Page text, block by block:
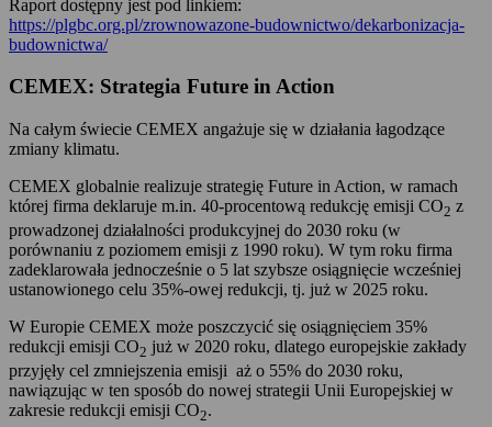
Raport dostępny jest pod linkiem:
https://plgbc.org.pl/zrownowazone-budownictwo/dekarbonizacja-
budownictwa/
CEMEX: Strategia Future in Action
Na całym świecie CEMEX angażuje się w działania łagodzące
zmiany klimatu.
CEMEX globalnie realizuje strategię Future in Action, w ramach
której firma deklaruje m.in. 40-procentową redukcję emisji CO2 z
prowadzonej działalności produkcyjnej do 2030 roku (w
porównaniu z poziomem emisji z 1990 roku). W tym roku firma
zadeklarowała jednocześnie o 5 lat szybsze osiągnięcie wcześniej
ustanowionego celu 35%-owej redukcji, tj. już w 2025 roku.
W Europie CEMEX może poszczycić się osiągnięciem 35%
redukcji emisji CO2 już w 2020 roku, dlatego europejskie zakłady
przyjęły cel zmniejszenia emisji aż o 55% do 2030 roku,
nawiązując w ten sposób do nowej strategii Unii Europejskiej w
zakresie redukcji emisji CO2.